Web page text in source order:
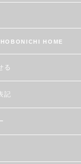
HOBONICHI HOME
る
記